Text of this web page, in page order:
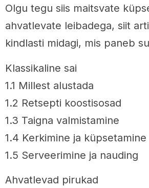
Olgu tegu siis maitsvate
ahvatlevate leibadega, siit
kindlasti midagi, mis paneb
Klassikaline sai
1.1 Millest alustada
1.2 Retsepti koostisosad
1.3 Taigna valmistamine
1.4 Kerkimine ja küpsetamine
1.5 Serveerimine ja nauding
Ahvatlevad pirukad